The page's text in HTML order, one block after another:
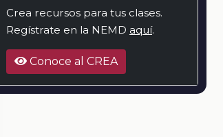
Crea recursos para tus clases.
Regístrate en la NEMD aquí.
Conoce al CREA